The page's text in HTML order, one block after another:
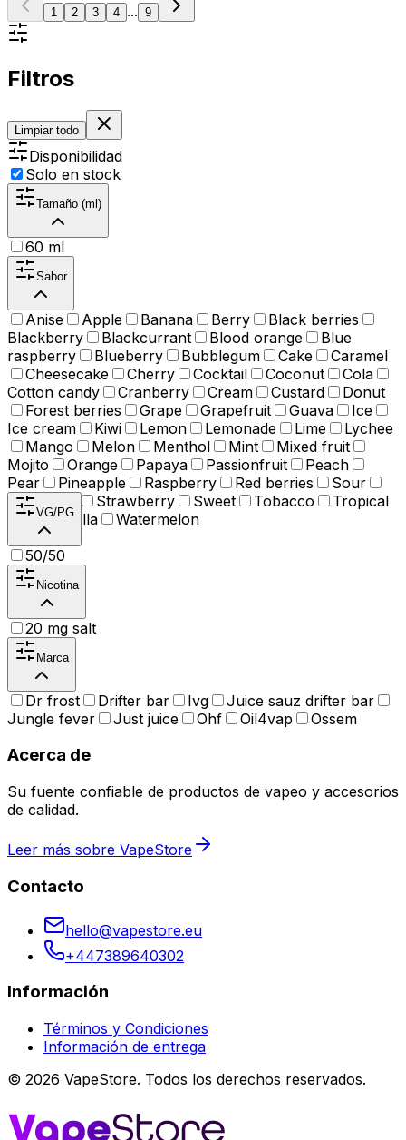
1 2 3 4 ... 9
Filtros
Limpiar todo
Disponibilidad
Solo en stock
Tamaño (ml)
60 ml
Sabor
Anise Apple Banana Berry
Black berries
Blackberry
Blackcurrant Blood orange
Blue
raspberry
Blueberry Bubblegum Cake
Caramel
Cheesecake
Cherry Cocktail Coconut
Cola
Cotton candy
Cranberry Cream Custard
Donut
Forest berries
Grape Grapefruit Guava
Ice
Ice cream
Kiwi Lemon Lemonade Lime
Lychee
Mango
Melon Menthol Mint
Mixed fruit
Mojito
Orange Papaya Passionfruit
Peach
Pear
Pineapple Raspberry Red berries
Sour
Spearmint
Strawberry Sweet Tobacco
Tropical
fruit
Vanilla Watermelon
VG/PG
50/50
Nicotina
20 mg salt
Marca
Dr frost Drifter bar Ivg
Juice sauz drifter bar
Jungle fever
Just juice Ohf Oil4vap Ossem
Acerca de
Su fuente confiable de productos de vapeo y accesorios
de calidad.
Leer más sobre VapeStore
Contacto
hello@vapestore.eu
+447389640302
Información
Términos y Condiciones
Información de entrega
© 2026 VapeStore. Todos los derechos reservados.